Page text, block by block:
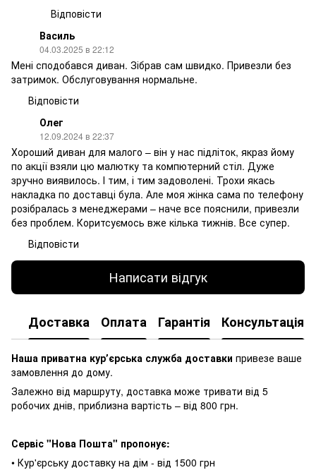
Відповісти
Василь
04.03.2025 в 22:12
Мені сподобався диван. Зібрав сам швидко. Привезли без
затримок. Обслуговування нормальне.
Відповісти
Олег
12.09.2024 в 22:37
Хороший диван для малого – він у нас підліток, якраз йому
по акції взяли цю малютку та компютерний стіл. Дуже
зручно виявилось. І тим, і тим задоволені. Трохи якась
накладка по доставці була. Але моя жінка сама по телефону
розібралась з менеджерами – наче все пояснили, привезли
без проблем. Коритсуємось вже кілька тижнів. Все супер.
Відповісти
Написати відгук
Доставка Оплата Гарантія Консультація
Наша приватна курʼєрська служба доставки привезе ваше
замовлення до дому.
Залежно від маршруту, доставка може тривати від 5
робочих днів, приблизна вартість – від 800 грн.
Сервіс "Нова Пошта" пропонує:
• Кур'єрську доставку на дім - від 1500 грн